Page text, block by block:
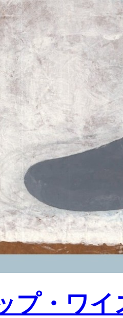
プ・ ワイ